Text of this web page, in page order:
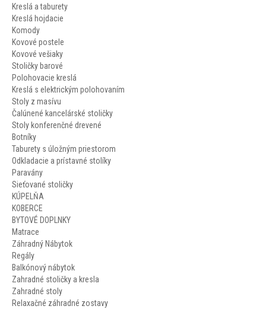
Kreslá a taburety
Kreslá hojdacie
Komody
Kovové postele
Kovové vešiaky
Stoličky barové
Polohovacie kreslá
Kreslá s elektrickým polohovaním
Stoly z masívu
Čalúnené kancelárské stoličky
Stoly konferenčné drevené
Botníky
Taburety s úložným priestorom
Odkladacie a prístavné stolíky
Paravány
Sieťované stoličky
KÚPELŇA
KOBERCE
BYTOVÉ DOPLNKY
Matrace
Záhradný Nábytok
Regály
Balkónový nábytok
Zahradné stoličky a kresla
Zahradné stoly
Relaxačné záhradné zostavy